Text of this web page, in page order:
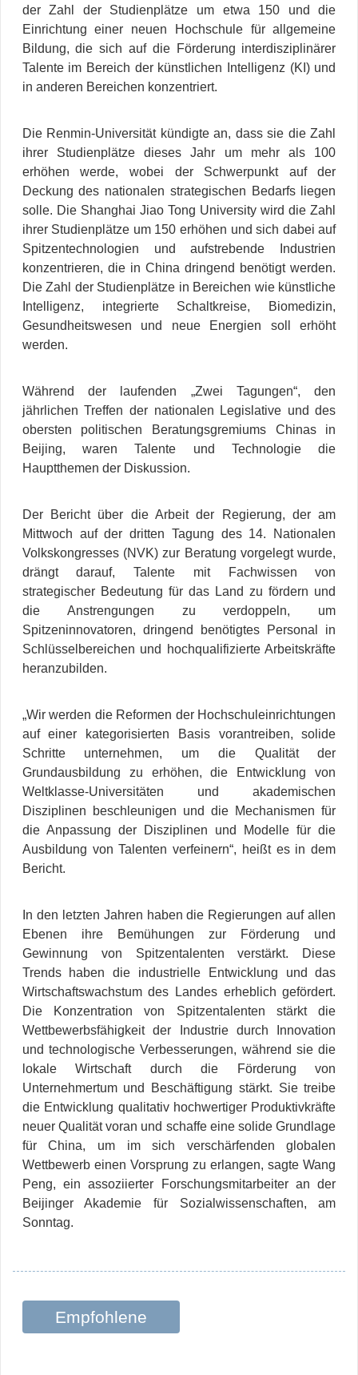
der Zahl der Studienplätze um etwa 150 und die
Einrichtung einer neuen Hochschule für allgemeine
Bildung, die sich auf die Förderung interdisziplinärer
Talente im Bereich der künstlichen Intelligenz (KI) und
in anderen Bereichen konzentriert.
Die Renmin-Universität kündigte an, dass sie die Zahl
ihrer Studienplätze dieses Jahr um mehr als 100
erhöhen werde, wobei der Schwerpunkt auf der
Deckung des nationalen strategischen Bedarfs liegen
solle. Die Shanghai Jiao Tong University wird die Zahl
ihrer Studienplätze um 150 erhöhen und sich dabei auf
Spitzentechnologien und aufstrebende Industrien
konzentrieren, die in China dringend benötigt werden.
Die Zahl der Studienplätze in Bereichen wie künstliche
Intelligenz, integrierte Schaltkreise, Biomedizin,
Gesundheitswesen und neue Energien soll erhöht
werden.
Während der laufenden „Zwei Tagungen“, den
jährlichen Treffen der nationalen Legislative und des
obersten politischen Beratungsgremiums Chinas in
Beijing, waren Talente und Technologie die
Hauptthemen der Diskussion.
Der Bericht über die Arbeit der Regierung, der am
Mittwoch auf der dritten Tagung des 14. Nationalen
Volkskongresses (NVK) zur Beratung vorgelegt wurde,
drängt darauf, Talente mit Fachwissen von
strategischer Bedeutung für das Land zu fördern und
die Anstrengungen zu verdoppeln, um
Spitzeninnovatoren, dringend benötigtes Personal in
Schlüsselbereichen und hochqualifizierte Arbeitskräfte
heranzubilden.
„Wir werden die Reformen der Hochschuleinrichtungen
auf einer kategorisierten Basis vorantreiben, solide
Schritte unternehmen, um die Qualität der
Grundausbildung zu erhöhen, die Entwicklung von
Weltklasse-Universitäten und akademischen
Disziplinen beschleunigen und die Mechanismen für
die Anpassung der Disziplinen und Modelle für die
Ausbildung von Talenten verfeinern“, heißt es in dem
Bericht.
In den letzten Jahren haben die Regierungen auf allen
Ebenen ihre Bemühungen zur Förderung und
Gewinnung von Spitzentalenten verstärkt. Diese
Trends haben die industrielle Entwicklung und das
Wirtschaftswachstum des Landes erheblich gefördert.
Die Konzentration von Spitzentalenten stärkt die
Wettbewerbsfähigkeit der Industrie durch Innovation
und technologische Verbesserungen, während sie die
lokale Wirtschaft durch die Förderung von
Unternehmertum und Beschäftigung stärkt. Sie treibe
die Entwicklung qualitativ hochwertiger Produktivkräfte
neuer Qualität voran und schaffe eine solide Grundlage
für China, um im sich verschärfenden globalen
Wettbewerb einen Vorsprung zu erlangen, sagte Wang
Peng, ein assoziierter Forschungsmitarbeiter an der
Beijinger Akademie für Sozialwissenschaften, am
Sonntag.
Empfohlene